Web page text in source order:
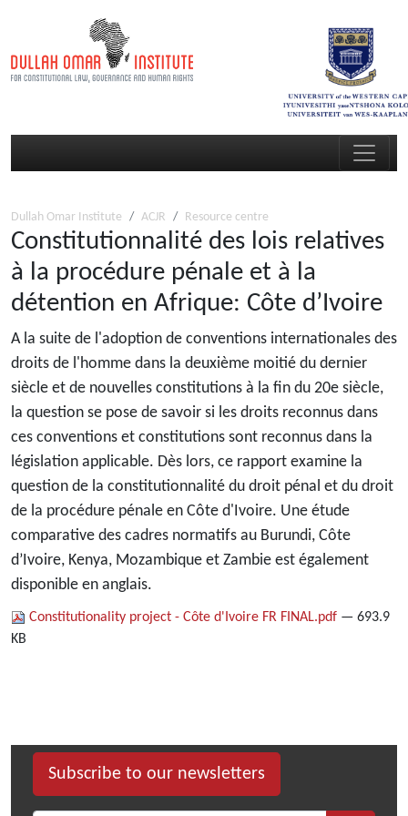
Dullah Omar Institute ACJR Resource centre
Constitutionnalité des lois relatives
à la procédure pénale et à la
détention en Afrique: Côte d’Ivoire
A la suite de l'adoption de conventions internationales des
droits de l'homme dans la deuxième moitié du dernier
siècle et de nouvelles constitutions à la fin du 20e siècle,
la question se pose de savoir si les droits reconnus dans
ces conventions et constitutions sont reconnus dans la
législation applicable. Dès lors, ce rapport examine la
question de la constitutionnalité du droit pénal et du droit
de la procédure pénale en Côte d'Ivoire. Une étude
comparative des cadres normatifs au Burundi, Côte
d’Ivoire, Kenya, Mozambique et Zambie est également
disponible en anglais.
Constitutionality project - Côte d'Ivoire FR FINAL.pdf — 693.9
KB
Subscribe to our newsletters